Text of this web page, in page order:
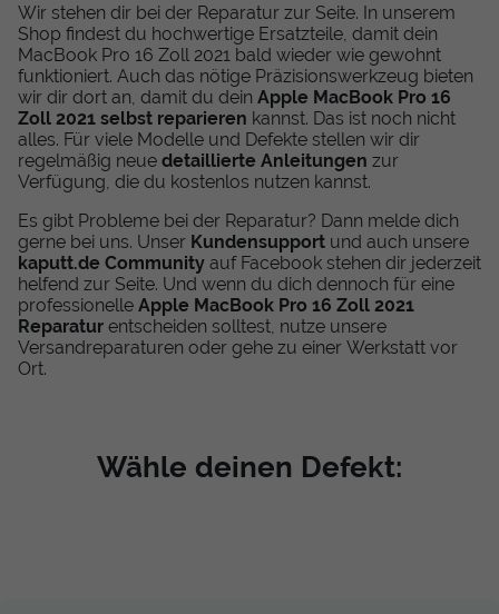
Wir stehen dir bei der Reparatur zur Seite. In unserem
Shop findest du hochwertige Ersatzteile, damit dein
MacBook Pro 16 Zoll 2021 bald wieder wie gewohnt
funktioniert. Auch das nötige Präzisionswerkzeug bieten
wir dir dort an, damit du dein Apple MacBook Pro 16
Zoll 2021 selbst reparieren kannst. Das ist noch nicht
alles. Für viele Modelle und Defekte stellen wir dir
regelmäßig neue detaillierte Anleitungen zur
Verfügung, die du kostenlos nutzen kannst.
Es gibt Probleme bei der Reparatur? Dann melde dich
gerne bei uns. Unser Kundensupport und auch unsere
kaputt.de Community auf Facebook stehen dir jederzeit
helfend zur Seite. Und wenn du dich dennoch für eine
professionelle Apple MacBook Pro 16 Zoll 2021
Reparatur entscheiden solltest, nutze unsere
Versandreparaturen oder gehe zu einer Werkstatt vor
Ort.
Wähle deinen Defekt: